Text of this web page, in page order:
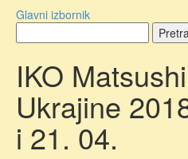
Glavni izbornik
IKO
Ukrajine
i 21. 04.